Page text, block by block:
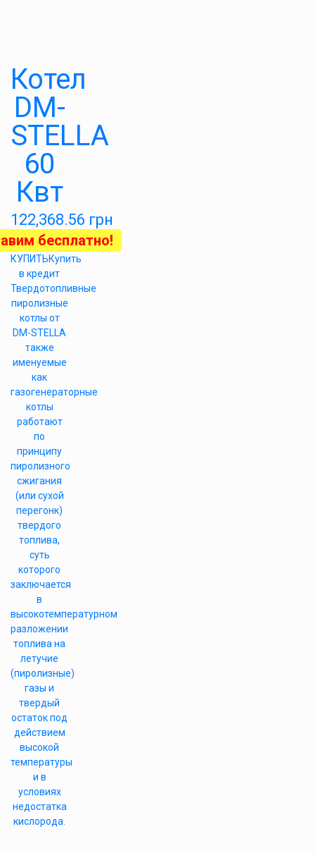
Котел
DM-
STELLA
60
Квт
122,368.56 грн
бесплатно!
КУПИТЬКупить
в кредит
Твердотопливные
пиролизные
котлы от
DM-STELLA
также
именуемые
как
газогенераторные
котлы
работают
по
принципу
пиролизного
сжигания
(или сухой
перегонк)
твердого
топлива,
суть
которого
заключается
в
высокотемпературном
разложении
топлива на
летучие
(пиролизные)
газы и
твердый
остаток под
действием
высокой
температуры
и в
условиях
недостатка
кислорода.